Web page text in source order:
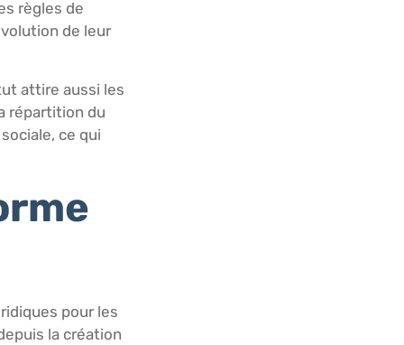
règles de
de leur
attire aussi les
répartition du
ce qui
pour les
la création